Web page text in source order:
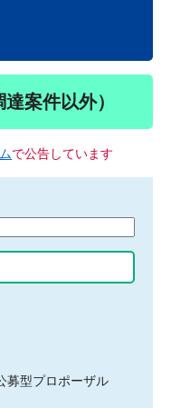
案件以外）
で公告しています
募型プロポーザル